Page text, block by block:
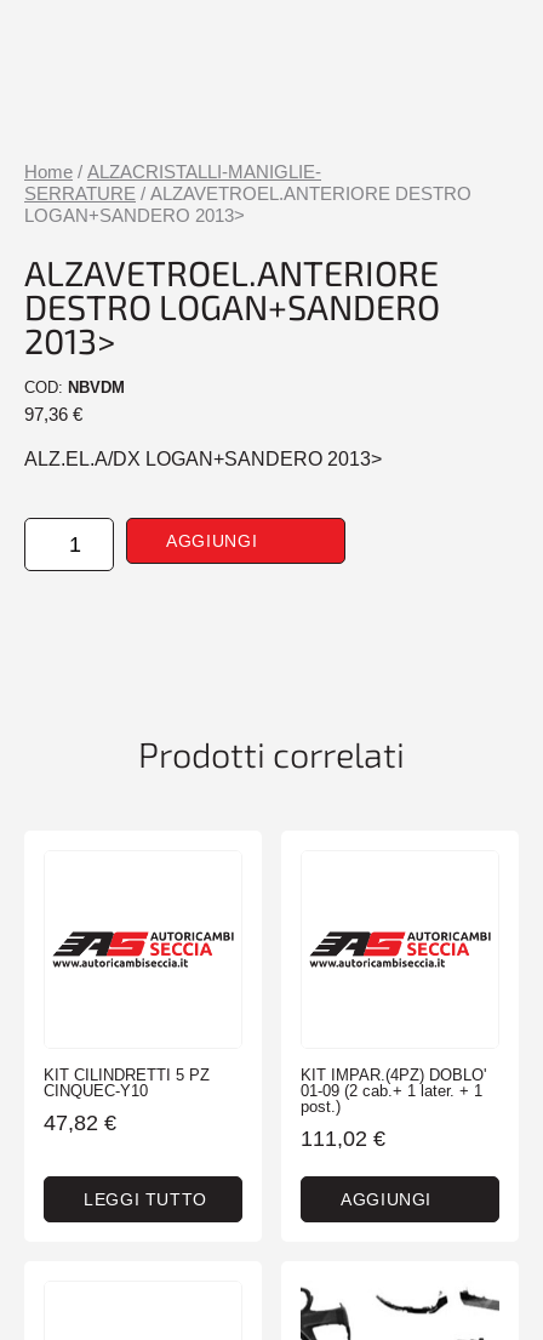
Home / ALZACRISTALLI-MANIGLIE-
SERRATURE / ALZAVETROEL.ANTERIORE DESTRO
LOGAN+SANDERO 2013>
ALZAVETROEL.ANTERIORE
DESTRO LOGAN+SANDERO
2013>
COD: NBVDM
97,36 €
ALZ.EL.A/DX LOGAN+SANDERO 2013>
ALZAVETROEL.ANTERIORE
DESTRO
AGGIUNGI
Prodotti correlati
KIT CILINDRETTI 5 PZ
CINQUEC-Y10
47,82 €
LEGGI TUTTO
KIT IMPAR.(4PZ) DOBLO'
01-09 (2 cab.+ 1 later. + 1
post.)
111,02 €
AGGIUNGI